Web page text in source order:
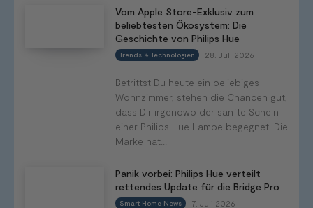
Vom Apple Store-Exklusiv zum
beliebtesten Ökosystem: Die
Geschichte von Philips Hue
Trends & Technologien 28. Juli 2026
Betrittst Du heute ein beliebiges
Wohnzimmer, stehen die Chancen gut,
dass Dir irgendwo der sanfte Schein
einer Philips Hue Lampe begegnet. Die
Marke hat...
Panik vorbei: Philips Hue verteilt
rettendes Update für die Bridge Pro
Smart Home News 7. Juli 2026